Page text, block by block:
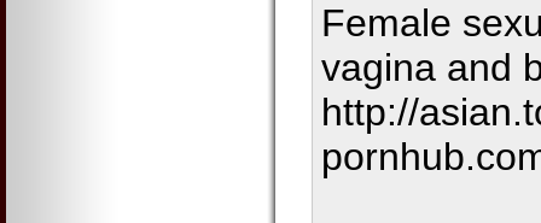
Female
vagina and
http://